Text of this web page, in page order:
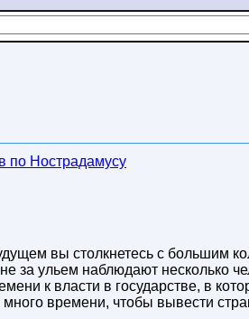
по Нострадамусу
вы столкнетесь с большим
за ульем наблюдают несколько
к власти в государстве, в
времени, чтобы вывести